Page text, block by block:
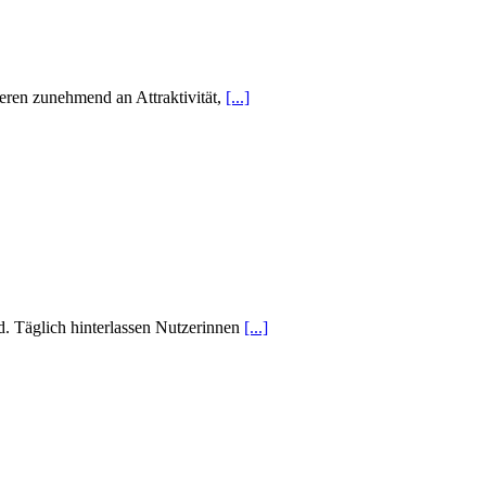
zunehmend an Attraktivität, [...]
Täglich hinterlassen Nutzerinnen [...]